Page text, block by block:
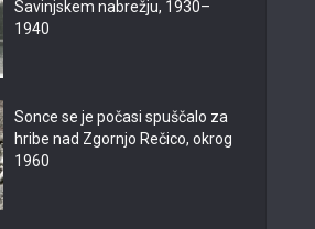
Savinjskem nabrežju, 1930–
1940
Sonce se je počasi spuščalo za
hribe nad Zgornjo Rečico, okrog
1960